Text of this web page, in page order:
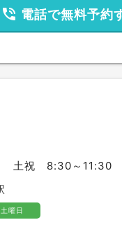
phone_in_talk 電話で無料予約
土祝 8:30～11:30
土曜日